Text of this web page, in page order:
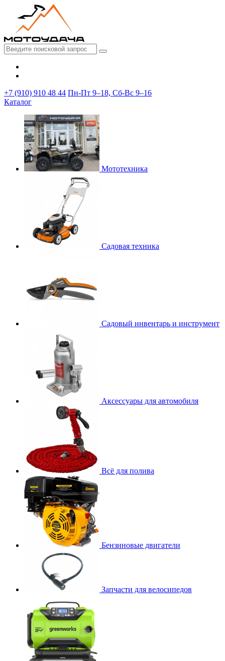
+7 (910) 910 48 44 Пн-Пт 9–18, Сб-Вс 9–16
Каталог
Мототехника
Садовая техника
Садовый инвентарь и инструмент
Аксессуары для автомобиля
Всё для полива
Бензиновые двигатели
Запчасти для велосипедов